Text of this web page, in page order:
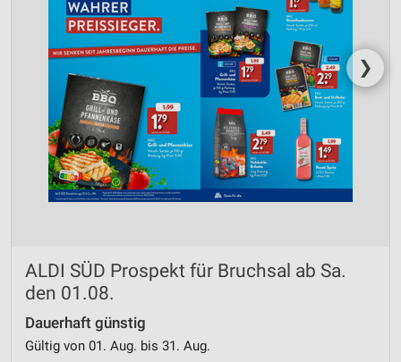
❯
ALDI SÜD Prospekt für Bruchsal ab Sa.
den 01.08.
Dauerhaft günstig
Gültig von 01. Aug. bis 31. Aug.